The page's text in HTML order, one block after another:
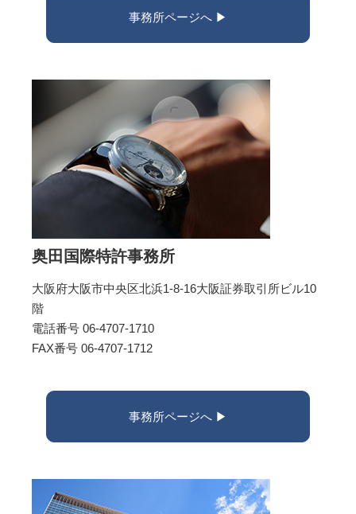
事務所ページへ ▶︎
奥田国際特許事務所
大阪府大阪市中央区北浜1-8-16大阪証券取引所ビル10
階
電話番号 06-4707-1710
FAX番号 06-4707-1712
事務所ページへ ▶︎